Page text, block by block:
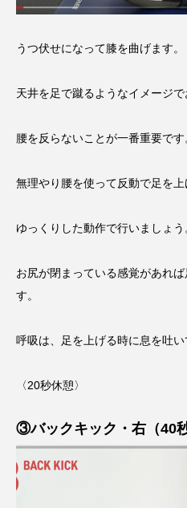
うつ伏せになって膝を曲げます。
天井を足で蹴るようなイメージで
腰を反らないことが一番重要です
無理やり腰を使って反動で足を上
ゆっくりした動作で行いましょう
お尻が閉まっている感覚があれ
す。
呼吸は、足を上げる時に息を吐い
〈20秒休憩〉
③バックキック・右（40秒